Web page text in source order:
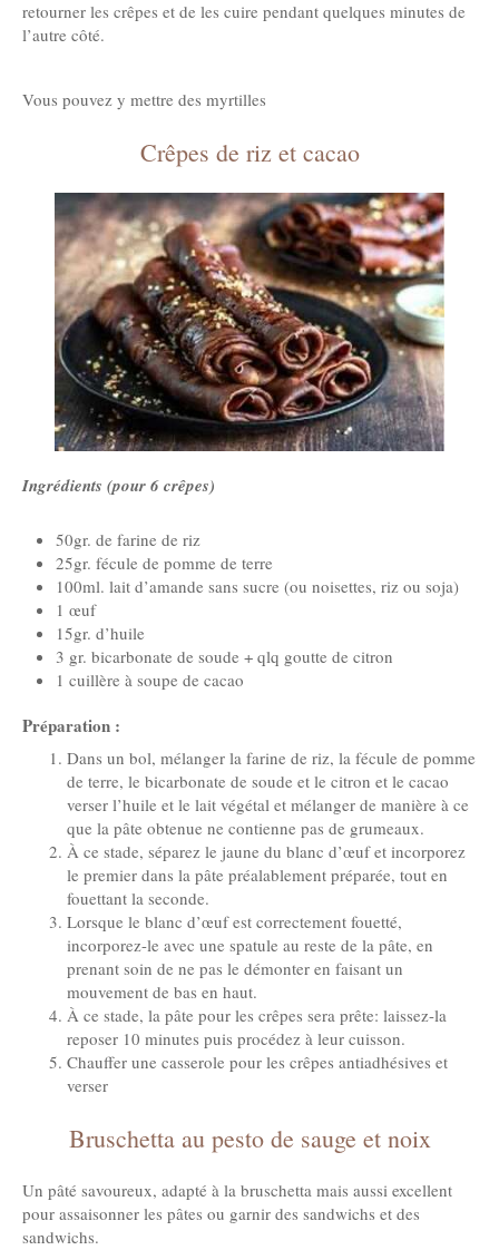
retourner les crêpes et de les cuire pendant quelques minutes de
l’autre côté.
Vous pouvez y mettre des myrtilles
Crêpes de riz et cacao
Ingrédients (pour 6 crêpes)
50gr. de farine de riz
25gr. fécule de pomme de terre
100ml. lait d’amande sans sucre (ou noisettes, riz ou soja)
1 œuf
15gr. d’huile
3 gr. bicarbonate de soude + qlq goutte de citron
1 cuillère à soupe de cacao
Préparation :
Dans un bol, mélanger la farine de riz, la fécule de pomme
de terre, le bicarbonate de soude et le citron et le cacao
verser l’huile et le lait végétal et mélanger de manière à ce
que la pâte obtenue ne contienne pas de grumeaux.
À ce stade, séparez le jaune du blanc d’œuf et incorporez
le premier dans la pâte préalablement préparée, tout en
fouettant la seconde.
Lorsque le blanc d’œuf est correctement fouetté,
incorporez-le avec une spatule au reste de la pâte, en
prenant soin de ne pas le démonter en faisant un
mouvement de bas en haut.
À ce stade, la pâte pour les crêpes sera prête: laissez-la
reposer 10 minutes puis procédez à leur cuisson.
Chauffer une casserole pour les crêpes antiadhésives et
verser
Bruschetta au pesto de sauge et noix
Un pâté savoureux, adapté à la bruschetta mais aussi excellent
pour assaisonner les pâtes ou garnir des sandwichs et des
sandwichs.